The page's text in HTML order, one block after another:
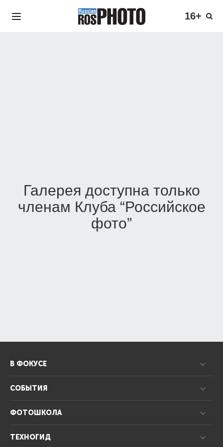
16+
Галерея доступна только
членам Клуба “Российское
фото”
В ФОКУСЕ
СОБЫТИЯ
ФОТОШКОЛА
ТЕХНОГИД